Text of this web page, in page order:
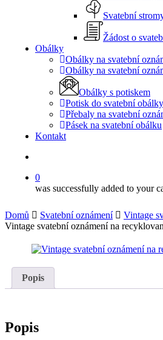
Svatební
Žádost o
Obálky
Obálky na svatební
Obálky na svatební
Obálky s potiskem
Potisk do svatební obálky
Přebaly na svatební
Pásek na svatební obálku
Kontakt
0
was successfully added to your
Domů Svatební oznámení
Vintage
Vintage svatební oznámení na
Popis
Popis